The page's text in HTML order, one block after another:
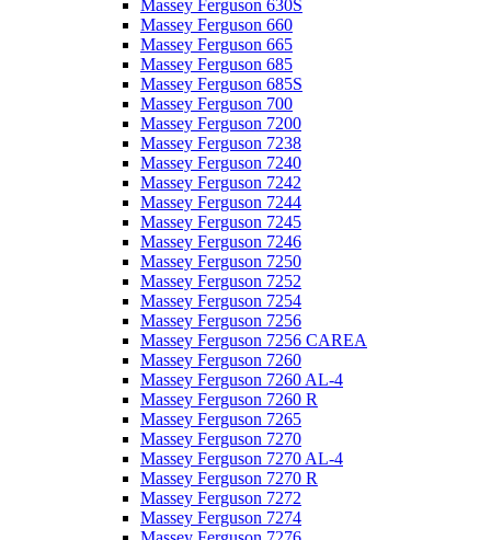
Massey Ferguson 630S
Massey Ferguson 660
Massey Ferguson 665
Massey Ferguson 685
Massey Ferguson 685S
Massey Ferguson 700
Massey Ferguson 7200
Massey Ferguson 7238
Massey Ferguson 7240
Massey Ferguson 7242
Massey Ferguson 7244
Massey Ferguson 7245
Massey Ferguson 7246
Massey Ferguson 7250
Massey Ferguson 7252
Massey Ferguson 7254
Massey Ferguson 7256
Massey Ferguson 7256 CAREA
Massey Ferguson 7260
Massey Ferguson 7260 AL-4
Massey Ferguson 7260 R
Massey Ferguson 7265
Massey Ferguson 7270
Massey Ferguson 7270 AL-4
Massey Ferguson 7270 R
Massey Ferguson 7272
Massey Ferguson 7274